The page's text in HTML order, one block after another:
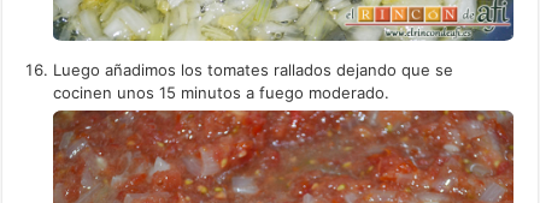
Luego añadimos los tomates rallados dejando que se
cocinen unos 15 minutos a fuego moderado.